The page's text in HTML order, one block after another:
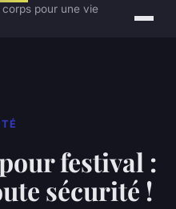
pour une vie
festival :
sécurité !